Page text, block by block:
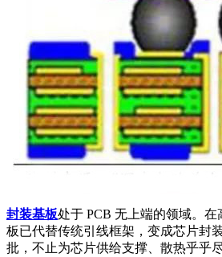
封装基板处于 PCB 无上端的领域。
板已代替传统引线框架，变成芯片封
批，不止为芯片供给支撑、散热乎乎